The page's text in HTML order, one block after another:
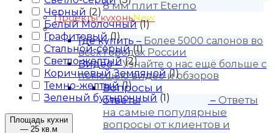
8 мм плит Eterno
Проекты кухоньNew
Покупателю
Где купить – Более 5000 салонов во
всех городах России
Видео–Узнайте о нас ещё больше с
помощью видео и обзоров
Вопросы и
ответы
– Ответы
на самые популярные
вопросы от клиентов и
Черный (2)
Белый Молочный (1)
Графитовый (1)
Стальной-серый (1)
Светло-желтый (2)
Коричневый Земляной (1)
Темно-желтый (1)
Зеленый бутылочный (1)
Площадь кухни
— 25 кв.м